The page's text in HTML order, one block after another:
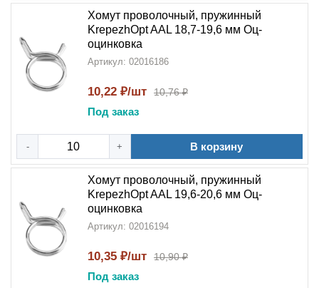
Хомут проволочный, пружинный
KrepezhOpt AAL 18,7-19,6 мм Оц-
оцинковка
Артикул: 02016186
10,22 ₽/шт 10,76 ₽
Под заказ
- + В корзину
Хомут проволочный, пружинный
KrepezhOpt AAL 19,6-20,6 мм Оц-
оцинковка
Артикул: 02016194
10,35 ₽/шт 10,90 ₽
Под заказ